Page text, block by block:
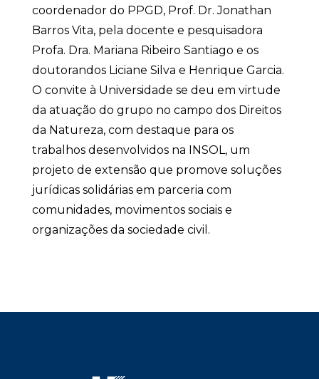
coordenador do PPGD, Prof. Dr. Jonathan
Barros Vita, pela docente e pesquisadora
Profa. Dra. Mariana Ribeiro Santiago e os
doutorandos Liciane Silva e Henrique Garcia.
O convite à Universidade se deu em virtude
da atuação do grupo no campo dos Direitos
da Natureza, com destaque para os
trabalhos desenvolvidos na INSOL, um
projeto de extensão que promove soluções
jurídicas solidárias em parceria com
comunidades, movimentos sociais e
organizações da sociedade civil.